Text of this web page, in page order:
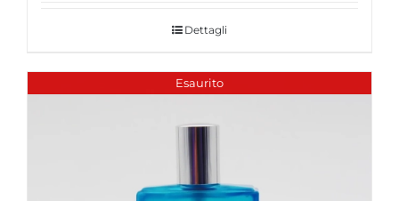
Dettagli
Esaurito